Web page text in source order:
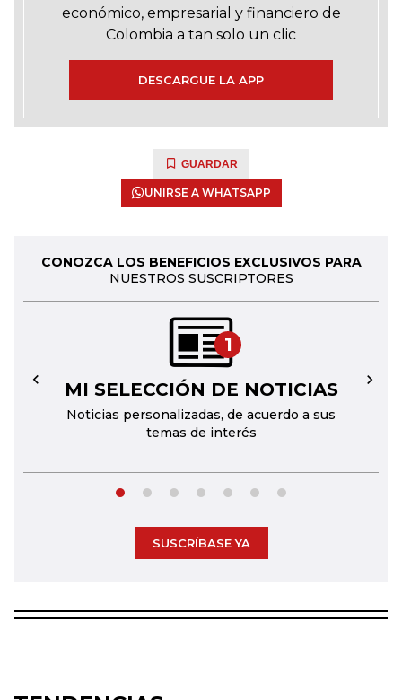
económico, empresarial y financiero de
Colombia a tan solo un clic
DESCARGUE LA APP
GUARDAR
UNIRSE A WHATSAPP
CONOZCA LOS BENEFICIOS EXCLUSIVOS PARA
NUESTROS SUSCRIPTORES
1
MI SELECCIÓN DE NOTICIAS
Noticias personalizadas, de acuerdo a sus
temas de interés
← →
SUSCRÍBASE YA